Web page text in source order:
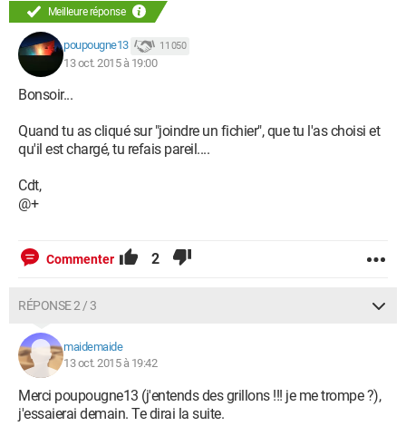
Meilleure réponse
poupougne13 11 050
13 oct. 2015 à 19:00
Bonsoir...
Quand tu as cliqué sur "joindre un fichier", que tu l'as choisi et
qu'il est chargé, tu refais pareil....
Cdt,
@+
Commenter 2
RÉPONSE 2 / 3
maidemaide
13 oct. 2015 à 19:42
Merci poupougne13 (j'entends des grillons !!! je me trompe ?),
j'essaierai demain. Te dirai la suite.